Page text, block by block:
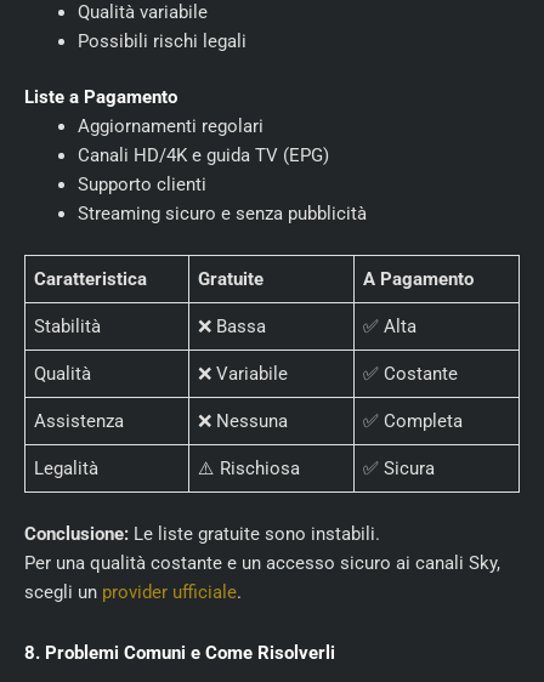
Qualità variabile
Possibili rischi legali
Liste a Pagamento
Aggiornamenti regolari
Canali HD/4K e guida TV (EPG)
Supporto clienti
Streaming sicuro e senza pubblicità
Caratteristica Gratuite A Pagamento
Stabilità ❌ Bassa ✅ Alta
Qualità ❌ Variabile ✅ Costante
Assistenza ❌ Nessuna ✅ Completa
Legalità ⚠️ Rischiosa ✅ Sicura
Conclusione: Le liste gratuite sono instabili.
Per una qualità costante e un accesso sicuro ai canali Sky,
scegli un provider ufficiale.
8. Problemi Comuni e Come Risolverli